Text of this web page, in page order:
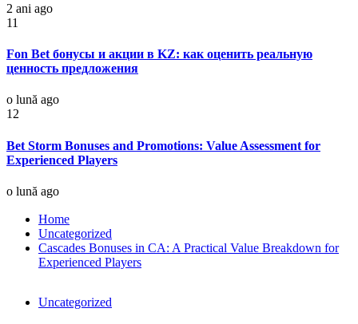
2 ani ago
11
Fon Bet бонусы и акции в KZ: как оценить реальную
ценность предложения
o lună ago
12
Bet Storm Bonuses and Promotions: Value Assessment for
Experienced Players
o lună ago
Home
Uncategorized
Cascades Bonuses in CA: A Practical Value Breakdown for
Experienced Players
Uncategorized